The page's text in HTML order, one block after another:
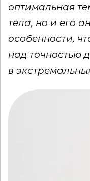
оптимальная
тела, но и его
особенности,
над точностью
в